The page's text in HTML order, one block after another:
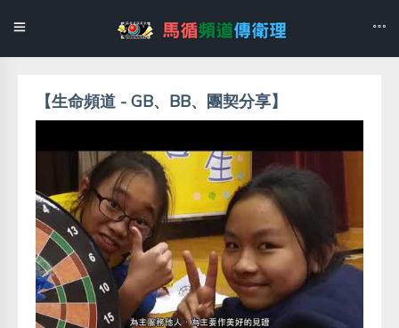
【生命頻道 - GB、BB、團契分享】